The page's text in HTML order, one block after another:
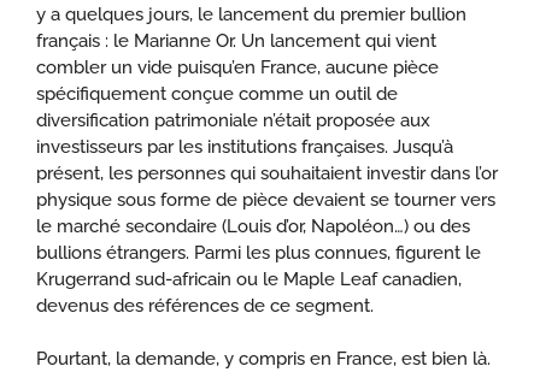
y a quelques jours, le lancement du premier bullion
français : le Marianne Or. Un lancement qui vient
combler un vide puisqu’en France, aucune pièce
spécifiquement conçue comme un outil de
diversification patrimoniale n’était proposée aux
investisseurs par les institutions françaises. Jusqu’à
présent, les personnes qui souhaitaient investir dans l’or
physique sous forme de pièce devaient se tourner vers
le marché secondaire (Louis d’or, Napoléon…) ou des
bullions étrangers. Parmi les plus connues, figurent le
Krugerrand sud-africain ou le Maple Leaf canadien,
devenus des références de ce segment.
Pourtant, la demande, y compris en France, est bien là.